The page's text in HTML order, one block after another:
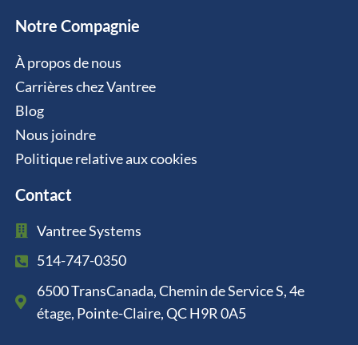
Notre Compagnie
À propos de nous
Carrières chez Vantree
Blog
Nous joindre
Politique relative aux cookies
Contact
Vantree Systems
514-747-0350
6500 TransCanada, Chemin de Service S, 4e
étage, Pointe-Claire, QC H9R 0A5